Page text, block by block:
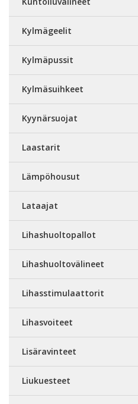
Kylmägeelit
Kylmäpussit
Kylmäsuihkeet
Kyynärsuojat
Laastarit
Lämpöhousut
Lataajat
Lihashuoltopallot
Lihashuoltovälineet
Lihasstimulaattorit
Lihasvoiteet
Lisäravinteet
Liukuesteet